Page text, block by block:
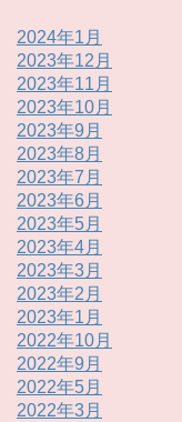
2024年1月
2023年12月
2023年11月
2023年10月
2023年9月
2023年8月
2023年7月
2023年6月
2023年5月
2023年4月
2023年3月
2023年2月
2023年1月
2022年10月
2022年9月
2022年5月
2022年3月